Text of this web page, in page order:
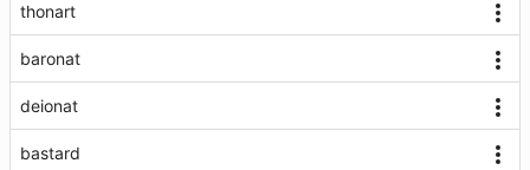
thonart
baronat
deionat
bastard